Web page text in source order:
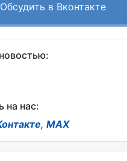
Обсудить в Вконтакте
на нас:
, MAX